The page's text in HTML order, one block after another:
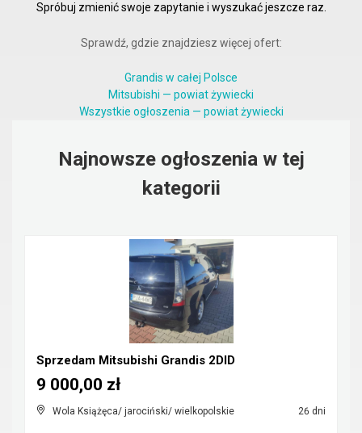
Spróbuj zmienić swoje zapytanie i wyszukać jeszcze raz.
Sprawdź, gdzie znajdziesz więcej ofert:
Grandis w całej Polsce
Mitsubishi — powiat żywiecki
Wszystkie ogłoszenia — powiat żywiecki
Najnowsze ogłoszenia w tej
kategorii
Sprzedam Mitsubishi Grandis 2DID
Wola Książęca/ jarociński/ wielkopolskie 26 dni
9 000,00 zł